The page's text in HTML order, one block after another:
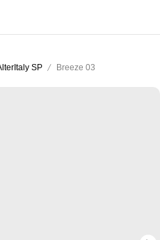
SP Breeze 03